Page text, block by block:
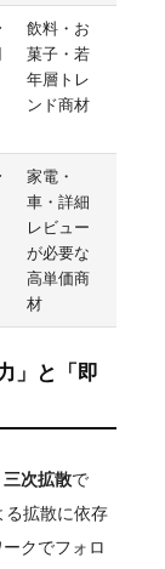
飲料・お
菓子・若
年層トレ
ンド商材
家電・
車・詳細
レビュー
が必要な
高単価商
材
」と「即
次拡散で
拡散に依存
クでフォロ